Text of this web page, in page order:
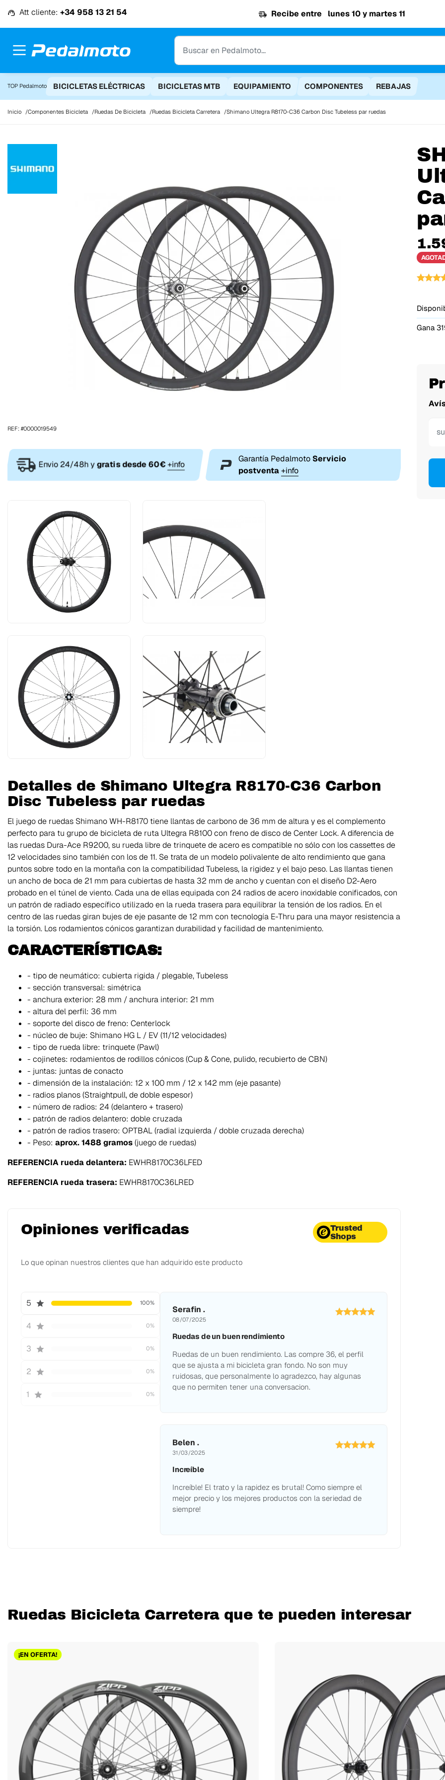
Att cliente: +34 958 13 21 54 Recibe entre lunes 10 y martes 11
TOP Pedalmoto BICICLETAS ELÉCTRICAS BICICLETAS MTB EQUIPAMIENTO COMPONENTES REBAJAS
Inicio Componentes Bicicleta Ruedas De Bicicleta Ruedas Bicicleta Carretera Shimano Ultegra R8170-C36 Carbon Disc Tubeless par ruedas
Gana
REF: #0000019549
Envio 24/48h ygratis desde 60€ +info
Garantía Pedalmoto Servicio
postventa +info
Detalles de Shimano Ultegra R8170-C36 Carbon
Disc Tubeless par ruedas
El juego de ruedas Shimano WH-R8170 tiene llantas de carbono de 36 mm de altura y es el complemento
perfecto para tu grupo de bicicleta de ruta Ultegra R8100 con freno de disco de Center Lock. A diferencia de
las ruedas Dura-Ace R9200, su rueda libre de trinquete de acero es compatible no sólo con los cassettes de
12 velocidades sino también con los de 11. Se trata de un modelo polivalente de alto rendimiento que gana
puntos sobre todo en la montaña con la compatibilidad Tubeless, la rigidez y el bajo peso. Las llantas tienen
un ancho de boca de 21 mm para cubiertas de hasta 32 mm de ancho y cuentan con el diseño D2-Aero
probado en el túnel de viento. Cada una de ellas equipada con 24 radios de acero inoxidable conificados, con
un patrón de radiado específico utilizado en la rueda trasera para equilibrar la tensión de los radios. En el
centro de las ruedas giran bujes de eje pasante de 12 mm con tecnología E-Thru para una mayor resistencia a
la torsión. Los rodamientos cónicos garantizan durabilidad y facilidad de mantenimiento.
CARACTERÍSTICAS:
- tipo de neumático: cubierta rigida / plegable, Tubeless
- sección transversal: simétrica
- anchura exterior: 28 mm / anchura interior: 21 mm
- altura del perfil: 36 mm
- soporte del disco de freno: Centerlock
- núcleo de buje: Shimano HG L / EV (11/12 velocidades)
- tipo de rueda libre: trinquete (Pawl)
- cojinetes: rodamientos de rodillos cónicos (Cup & Cone, pulido, recubierto de CBN)
- juntas: juntas de conacto
- dimensión de la instalación: 12 x 100 mm / 12 x 142 mm (eje pasante)
- radios planos (Straightpull, de doble espesor)
- número de radios: 24 (delantero + trasero)
- patrón de radios delantero: doble cruzada
- patrón de radios trasero: OPTBAL (radial izquierda / doble cruzada derecha)
- Peso: aprox. 1488 gramos(juego de ruedas)
REFERENCIA rueda delantera: EWHR8170C36LFED
REFERENCIA rueda trasera: EWHR8170C36LRED
Opiniones verificadas
Trusted
Shops
Lo que opinan nuestros clientes que han adquirido este producto
5 100%
4 0%
3 0%
2 0%
1 0%
Serafin .
08/07/2025
Ruedas de un buen rendimiento
Ruedas de un buen rendimiento. Las compre 36, el perfil
que se ajusta a mi bicicleta gran fondo. No son muy
ruidosas, que personalmente lo agradezco, hay algunas
que no permiten tener una conversacion.
Belen .
31/03/2025
Increíble
Increíble! El trato y la rapidez es brutal! Como siempre el
mejor precio y los mejores productos con la seriedad de
siempre!
Ruedas Bicicleta Carretera que te pueden interesar
¡EN OFERTA!